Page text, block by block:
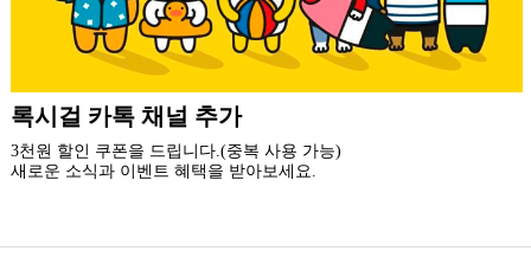
더 가까운 쇼핑, 록시걸 모바일 앱
빠른쇼핑! 간편결제! 모바일에 딱 맞춘 쇼핑 앱
지금 설치하고 추가 할인 받아 가세요.